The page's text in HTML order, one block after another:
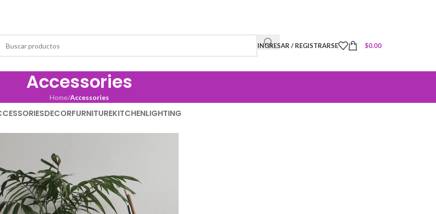
INGRESAR / REGISTRARSE $0.00
Accessories
Home/Accessories
DECORFURNITUREKITCHENLIGHTING